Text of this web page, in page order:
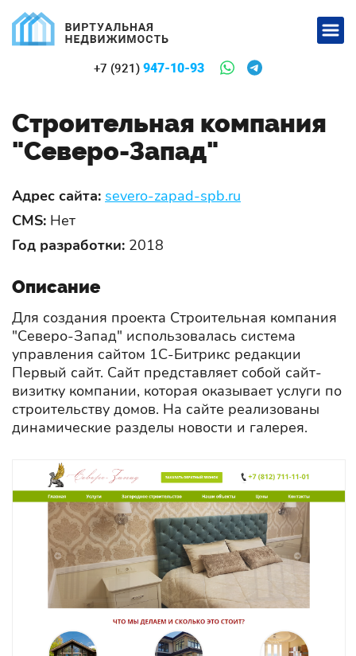
+7 (921) 947-10-93
Строительная компания
"Северо-Запад"
Адрес сайта: severo-zapad-spb.ru
CMS: Нет
Год разработки: 2018
Описание
Для создания проекта Строительная компания
"Северо-Запад" использовалась система
управления сайтом 1С-Битрикс редакции
Первый сайт. Сайт представляет собой сайт-
визитку компании, которая оказывает услуги по
строительству домов. На сайте реализованы
динамические разделы новости и галерея.